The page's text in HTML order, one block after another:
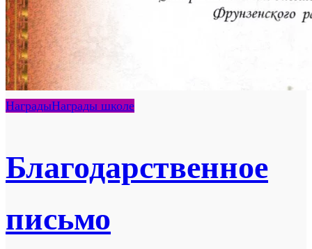
НаградыНаграды школе
Благодарственное
письмо